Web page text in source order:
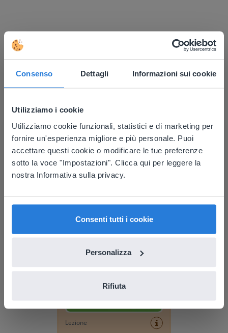
Consenso Dettagli Informazioni sui cookie
Utilizziamo i cookie
Utilizziamo cookie funzionali, statistici e di marketing per
fornire un'esperienza migliore e più personale. Puoi
accettare questi cookie o modificare le tue preferenze
sotto la voce "Impostazioni". Clicca qui per leggere la
nostra Informativa sulla privacy.
Consenti tutti i cookie
Personalizza
Rifiuta
Scopri di più!
Pianificatore della giornata: Estate
Lezione
Lezione
This website doesn't match
your location
Based on your location, we think you might
prefer to visit our English website. There you'll
English
Italiano